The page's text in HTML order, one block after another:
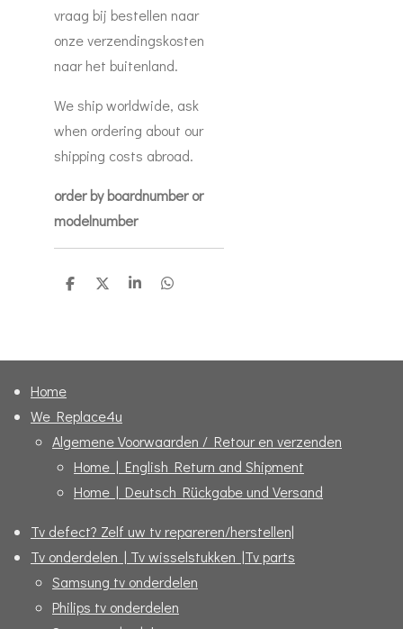
vraag bij bestellen naar
onze verzendingskosten
naar het buitenland.
We ship worldwide, ask
when ordering about our
shipping costs abroad.
order by boardnumber or
modelnumber
D
D
S
D
Home
We Replace4u
Algemene Voorwaarden / Retour en verzenden
Home | English Return and Shipment
Home | Deutsch Rückgabe und Versand
Tv defect? Zelf uw tv repareren/herstellen|
Tv onderdelen | Tv wisselstukken |Tv parts
Samsung tv onderdelen
Philips tv onderdelen